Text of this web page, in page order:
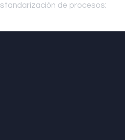
de procesos: